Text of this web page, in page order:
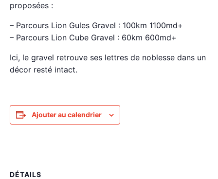
proposées :
– Parcours Lion Gules Gravel : 100km 1100md+
– Parcours Lion Cube Gravel : 60km 600md+
Ici, le gravel retrouve ses lettres de noblesse dans un
décor resté intact.
Ajouter au calendrier
DÉTAILS